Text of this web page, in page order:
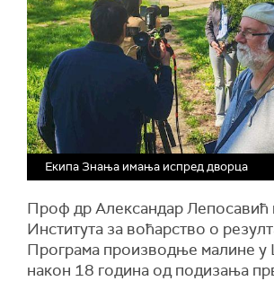
Екипа Знања имања испред дворца
Проф др Александар Лепосавић
Института за воћарство о
Програма производње малине
након 18 година од подизања